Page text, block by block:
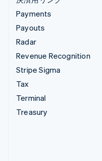
Payments
Payouts
Radar
Revenue Recognition
Stripe Sigma
Tax
Terminal
Treasury